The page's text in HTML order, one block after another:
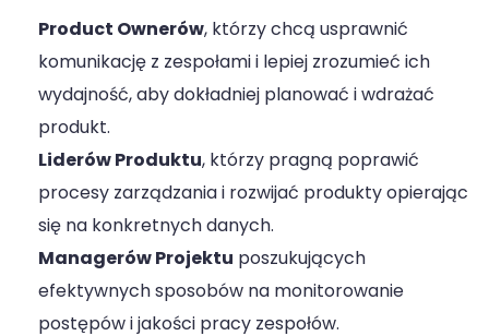
Product Ownerów, którzy chcą usprawnić
komunikację z zespołami i lepiej zrozumieć ich
wydajność, aby dokładniej planować i wdrażać
produkt.
Liderów Produktu, którzy pragną poprawić
procesy zarządzania i rozwijać produkty opierając
się na konkretnych danych.
Managerów Projektu poszukujących
efektywnych sposobów na monitorowanie
postępów i jakości pracy zespołów.